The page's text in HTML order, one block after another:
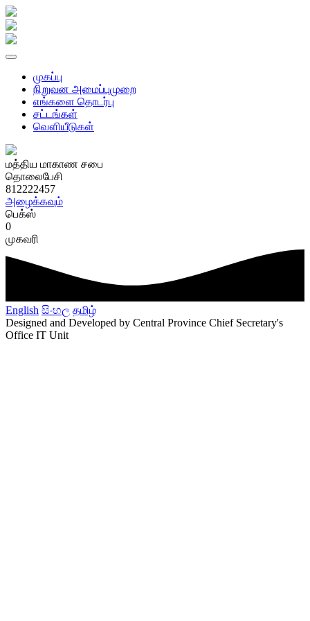
முகப்பு
நிறுவன அமைப்புமுறை
எங்களை தொடர்பு
சட்டங்கள்
வௌியீடுகள்
மத்திய மாகாண சபை
தொலைபேசி
812222457
அழைக்கவும்
பெக்ஸ்
0
முகவரி
English සිංහල தமிழ்
Designed and Developed by Central Province Chief Secretary's
Office IT Unit